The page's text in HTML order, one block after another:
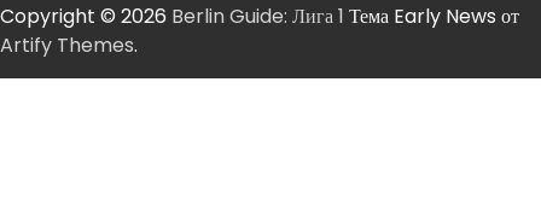
Copyright © 2026 Berlin Guide: Лига 1 Тема Early News от
Artify Themes.